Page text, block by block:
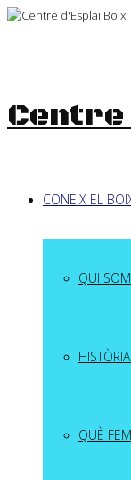
Skip
Centre
CONEIX EL
QUI
QUÈ